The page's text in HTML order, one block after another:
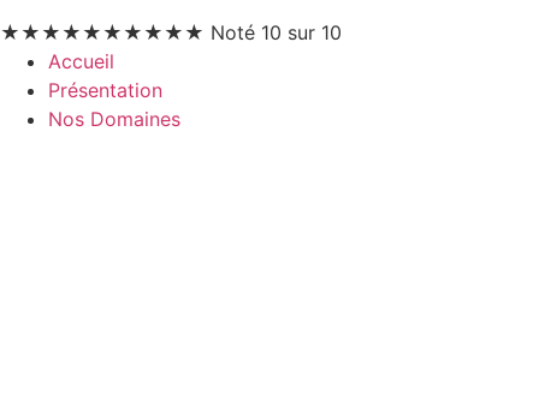
★ ★ ★ ★ ★ ★ ★ ★ ★ ★ Noté 10 sur 10
Accueil
Présentation
Nos Domaines